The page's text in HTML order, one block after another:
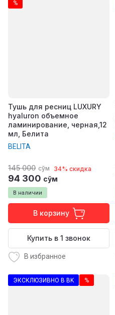
%
Тушь для ресниц LUXURY
hyaluron объемное
ламинирование, черная,12
мл, Белита
BELITA
В наличии
145 000 сўм 34% скидка
94 300 сўм
В корзину
Купить в 1 звонок
В избранное
ЭКСКЛЮЗИВНО В BK %